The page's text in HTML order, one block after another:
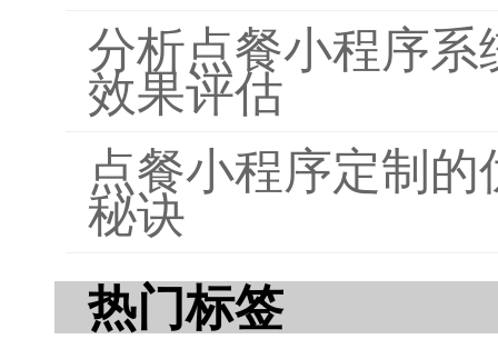
分析点餐小程序
效果评估
点餐小程序定制
秘诀
热门标签